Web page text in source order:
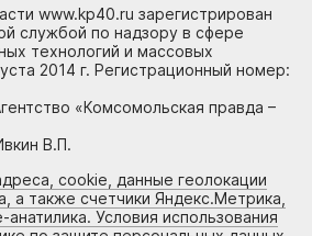
www.kp40.ru зарегистрирован
службой по надзору в сфере
технологий и массовых
2014 г. Регистрационный номер:
«Комсомольская правда –
В.П.
cookie, данные геолокации
а также счетчики Яндекс.Метрика,
Условия использования